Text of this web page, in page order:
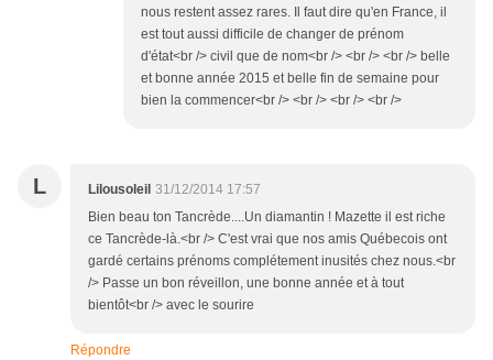
nous restent assez rares. Il faut dire qu'en France, il
est tout aussi difficile de changer de prénom
d'état<br /> civil que de nom<br /> <br /> <br /> belle
et bonne année 2015 et belle fin de semaine pour
bien la commencer<br /> <br /> <br /> <br />
L Lilousoleil 31/12/2014 17:57
Bien beau ton Tancrède....Un diamantin ! Mazette il est riche
ce Tancrède-là.<br /> C'est vrai que nos amis Québecois ont
gardé certains prénoms complétement inusités chez nous.<br
/> Passe un bon réveillon, une bonne année et à tout
bientôt<br /> avec le sourire
Répondre